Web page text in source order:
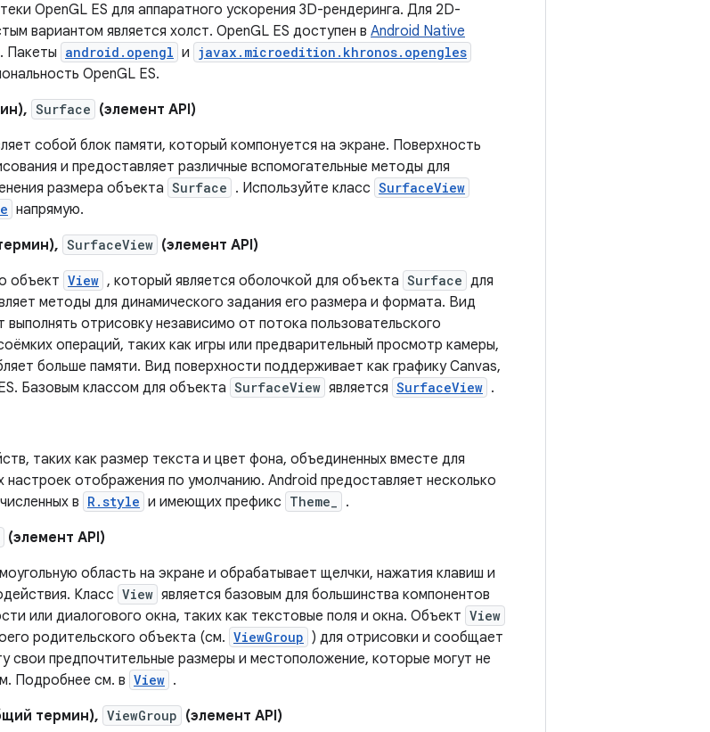
OpenGL ES для аппаратного ускорения 3D-рендеринга. Для 2D-
вариантом является холст. OpenGL ES доступен в Android Native
. Пакеты android.opengl и javax.microedition.khronos.opengles
OpenGL ES.
Surface (элемент API)
собой блок памяти, который компонуется на экране. Поверхность
и предоставляет различные вспомогательные методы для
размера объекта Surface . Используйте класс SurfaceView
напрямую.
SurfaceView (элемент API)
объект View , который является оболочкой для объекта Surface для
методы для динамического задания его размера и формата. Вид
выполнять отрисовку независимо от потока пользовательского
операций, таких как игры или предварительный просмотр камеры,
больше памяти. Вид поверхности поддерживает как графику Canvas,
Базовым классом для объекта SurfaceView является SurfaceView .
таких как размер текста и цвет фона, объединенных вместе для
настроек отображения по умолчанию. Android предоставляет несколько
в R.style и имеющих префикс Theme_
.
(элемент API)
область на экране и обрабатывает щелчки, нажатия клавиш и
Класс View является базовым для большинства компонентов
или диалогового окна, таких как текстовые поля и окна. Объект View
родительского объекта (см. ViewGroup ) для отрисовки и сообщает
свои предпочтительные размеры и местоположение, которые могут не
Подробнее см. в View .
термин), ViewGroup (элемент API)